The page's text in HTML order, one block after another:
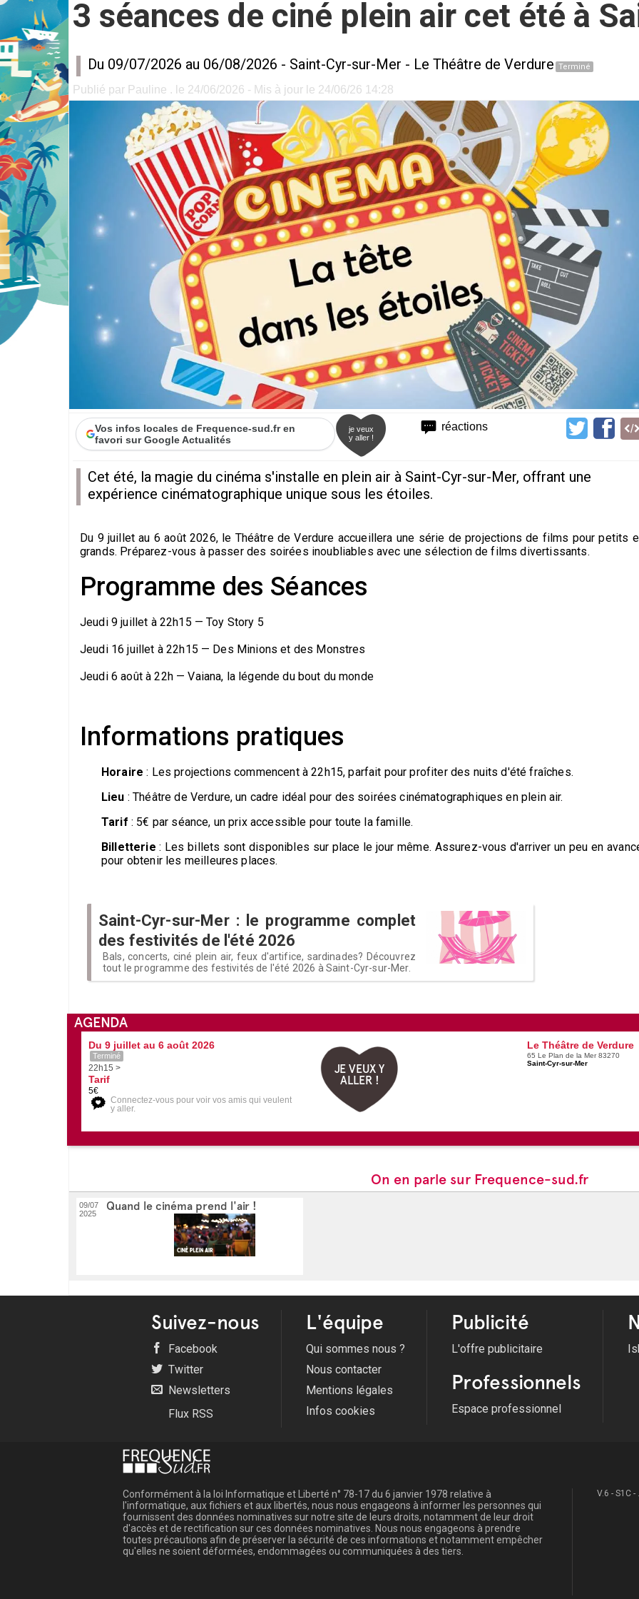
3 séances de ciné plein air cet été à
Du 09/07/2026 au 06/08/2026 - Saint-Cyr-sur-Mer - Le Théâtre de Verdure Terminé
Publié par Pauline . le 24/06/2026 - Mis à jour le 24/06/26 14:28
réactions
Vos infos locales de Frequence-sud.fr en
favori sur Google Actualités
je veux
y aller !
Cet été, la magie du cinéma s'installe en plein air à Saint-Cyr-sur-Mer, offrant une
expérience cinématographique unique sous les étoiles.
Du 9 juillet au 6 août 2026, le Théâtre de Verdure accueillera une série de projections de films pour petits
grands. Préparez-vous à passer des soirées inoubliables avec une sélection de films divertissants.
Programme des Séances
Jeudi 9 juillet à 22h15 — Toy Story 5
Jeudi 16 juillet à 22h15 — Des Minions et des Monstres
Jeudi 6 août à 22h — Vaiana, la légende du bout du monde
Informations pratiques
Horaire : Les projections commencent à 22h15, parfait pour profiter des nuits d'été fraîches.
Lieu : Théâtre de Verdure, un cadre idéal pour des soirées cinématographiques en plein air.
Tarif : 5€ par séance, un prix accessible pour toute la famille.
Billetterie : Les billets sont disponibles sur place le jour même. Assurez-vous d'arriver un peu en
pour obtenir les meilleures places.
Saint-Cyr-sur-Mer : le programme complet
des festivités de l'été 2026
Bals, concerts, ciné plein air, feux d'artifice, sardinades? Découvrez
tout le programme des festivités de l'été 2026 à Saint-Cyr-sur-Mer.
AGENDA
Du 9 juillet au 6 août 2026
Terminé
22h15 >
Tarif
5€
Connectez-vous pour voir vos amis qui veulent
y aller.
JE VEUX Y
ALLER !
Le Théâtre de Verdure
65 Le Plan de la Mer 83270
Saint-Cyr-sur-Mer
On en parle sur Frequence-sud.fr
09/07
2025
Quand le cinéma prend l'air !
Suivez-nous
Facebook
Twitter
Newsletters
Flux RSS
L'équipe
Qui sommes nous ?
Nous contacter
Mentions légales
Infos cookies
Publicité
L'offre publicitaire
Professionnels
Espace professionnel
Conformément à la loi Informatique et Liberté n° 78-17 du 6 janvier 1978 relative à
l'informatique, aux fichiers et aux libertés, nous nous engageons à informer les personnes qui
fournissent des données nominatives sur notre site de leurs droits, notamment de leur droit
d'accès et de rectification sur ces données nominatives. Nous nous engageons à prendre
toutes précautions afin de préserver la sécurité de ces informations et notamment empêcher
qu'elles ne soient déformées, endommagées ou communiquées à des tiers.
V.6 - S1C